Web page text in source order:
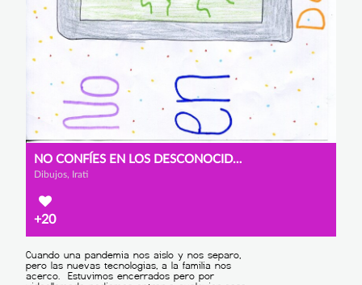
NO CONFÍES EN LOS DESCONOCIDOS
Dibujos, Irati
+20